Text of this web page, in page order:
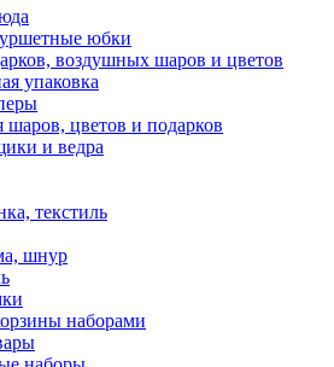
юбки
воздушных шаров и цветов
упаковка
шаров, цветов и подарков
и ведра
текстиль
шнур
наборами